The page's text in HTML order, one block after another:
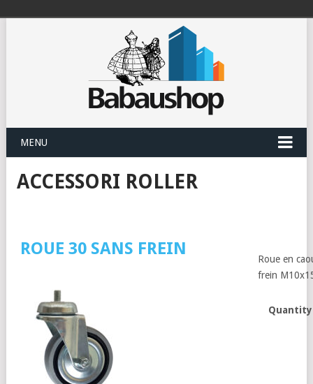
MENU
ACCESSORI ROLLER
ROUE 30 SANS FREIN
Roue en
frein